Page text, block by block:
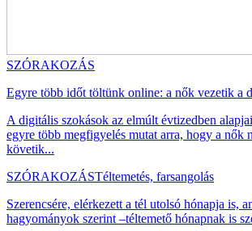
SZÓRAKOZÁS
Egyre több időt töltünk online: a nők vezetik a
A digitális szokások az elmúlt évtizedben
egyre több megfigyelés mutat arra, hogy a nők
követik...
SZÓRAKOZÁSTéltemetés, farsangolás
Szerencsére, elérkezett a tél utolsó hónapja is,
hagyományok szerint –téltemető hónapnak is